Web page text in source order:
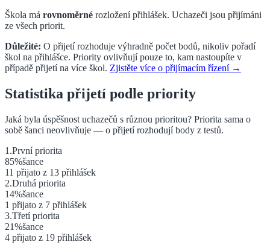
Škola má rovnoměrné rozložení přihlášek. Uchazeči jsou přijímáni
ze všech priorit.
Důležité: O přijetí rozhoduje výhradně počet bodů, nikoliv pořadí
škol na přihlášce. Priority ovlivňují pouze to, kam nastoupíte v
případě přijetí na více škol. Zjistěte více o přijímacím řízení →
Statistika přijetí podle priority
Jaká byla úspěšnost uchazečů s různou prioritou? Priorita sama o
sobě šanci neovlivňuje — o přijetí rozhodují body z testů.
1 .Prvnípriorita
85%šance
11 přijato z 13 přihlášek
2.Druhá priorita
14%šance
1 přijato z 7 přihlášek
3.Třetípriorita
21%šance
4 přijato z 19 přihlášek